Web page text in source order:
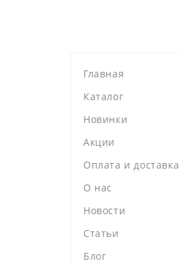
Главная
Каталог
Новинки
Акции
Оплата и доставка
О нас
Новости
Статьи
Блог